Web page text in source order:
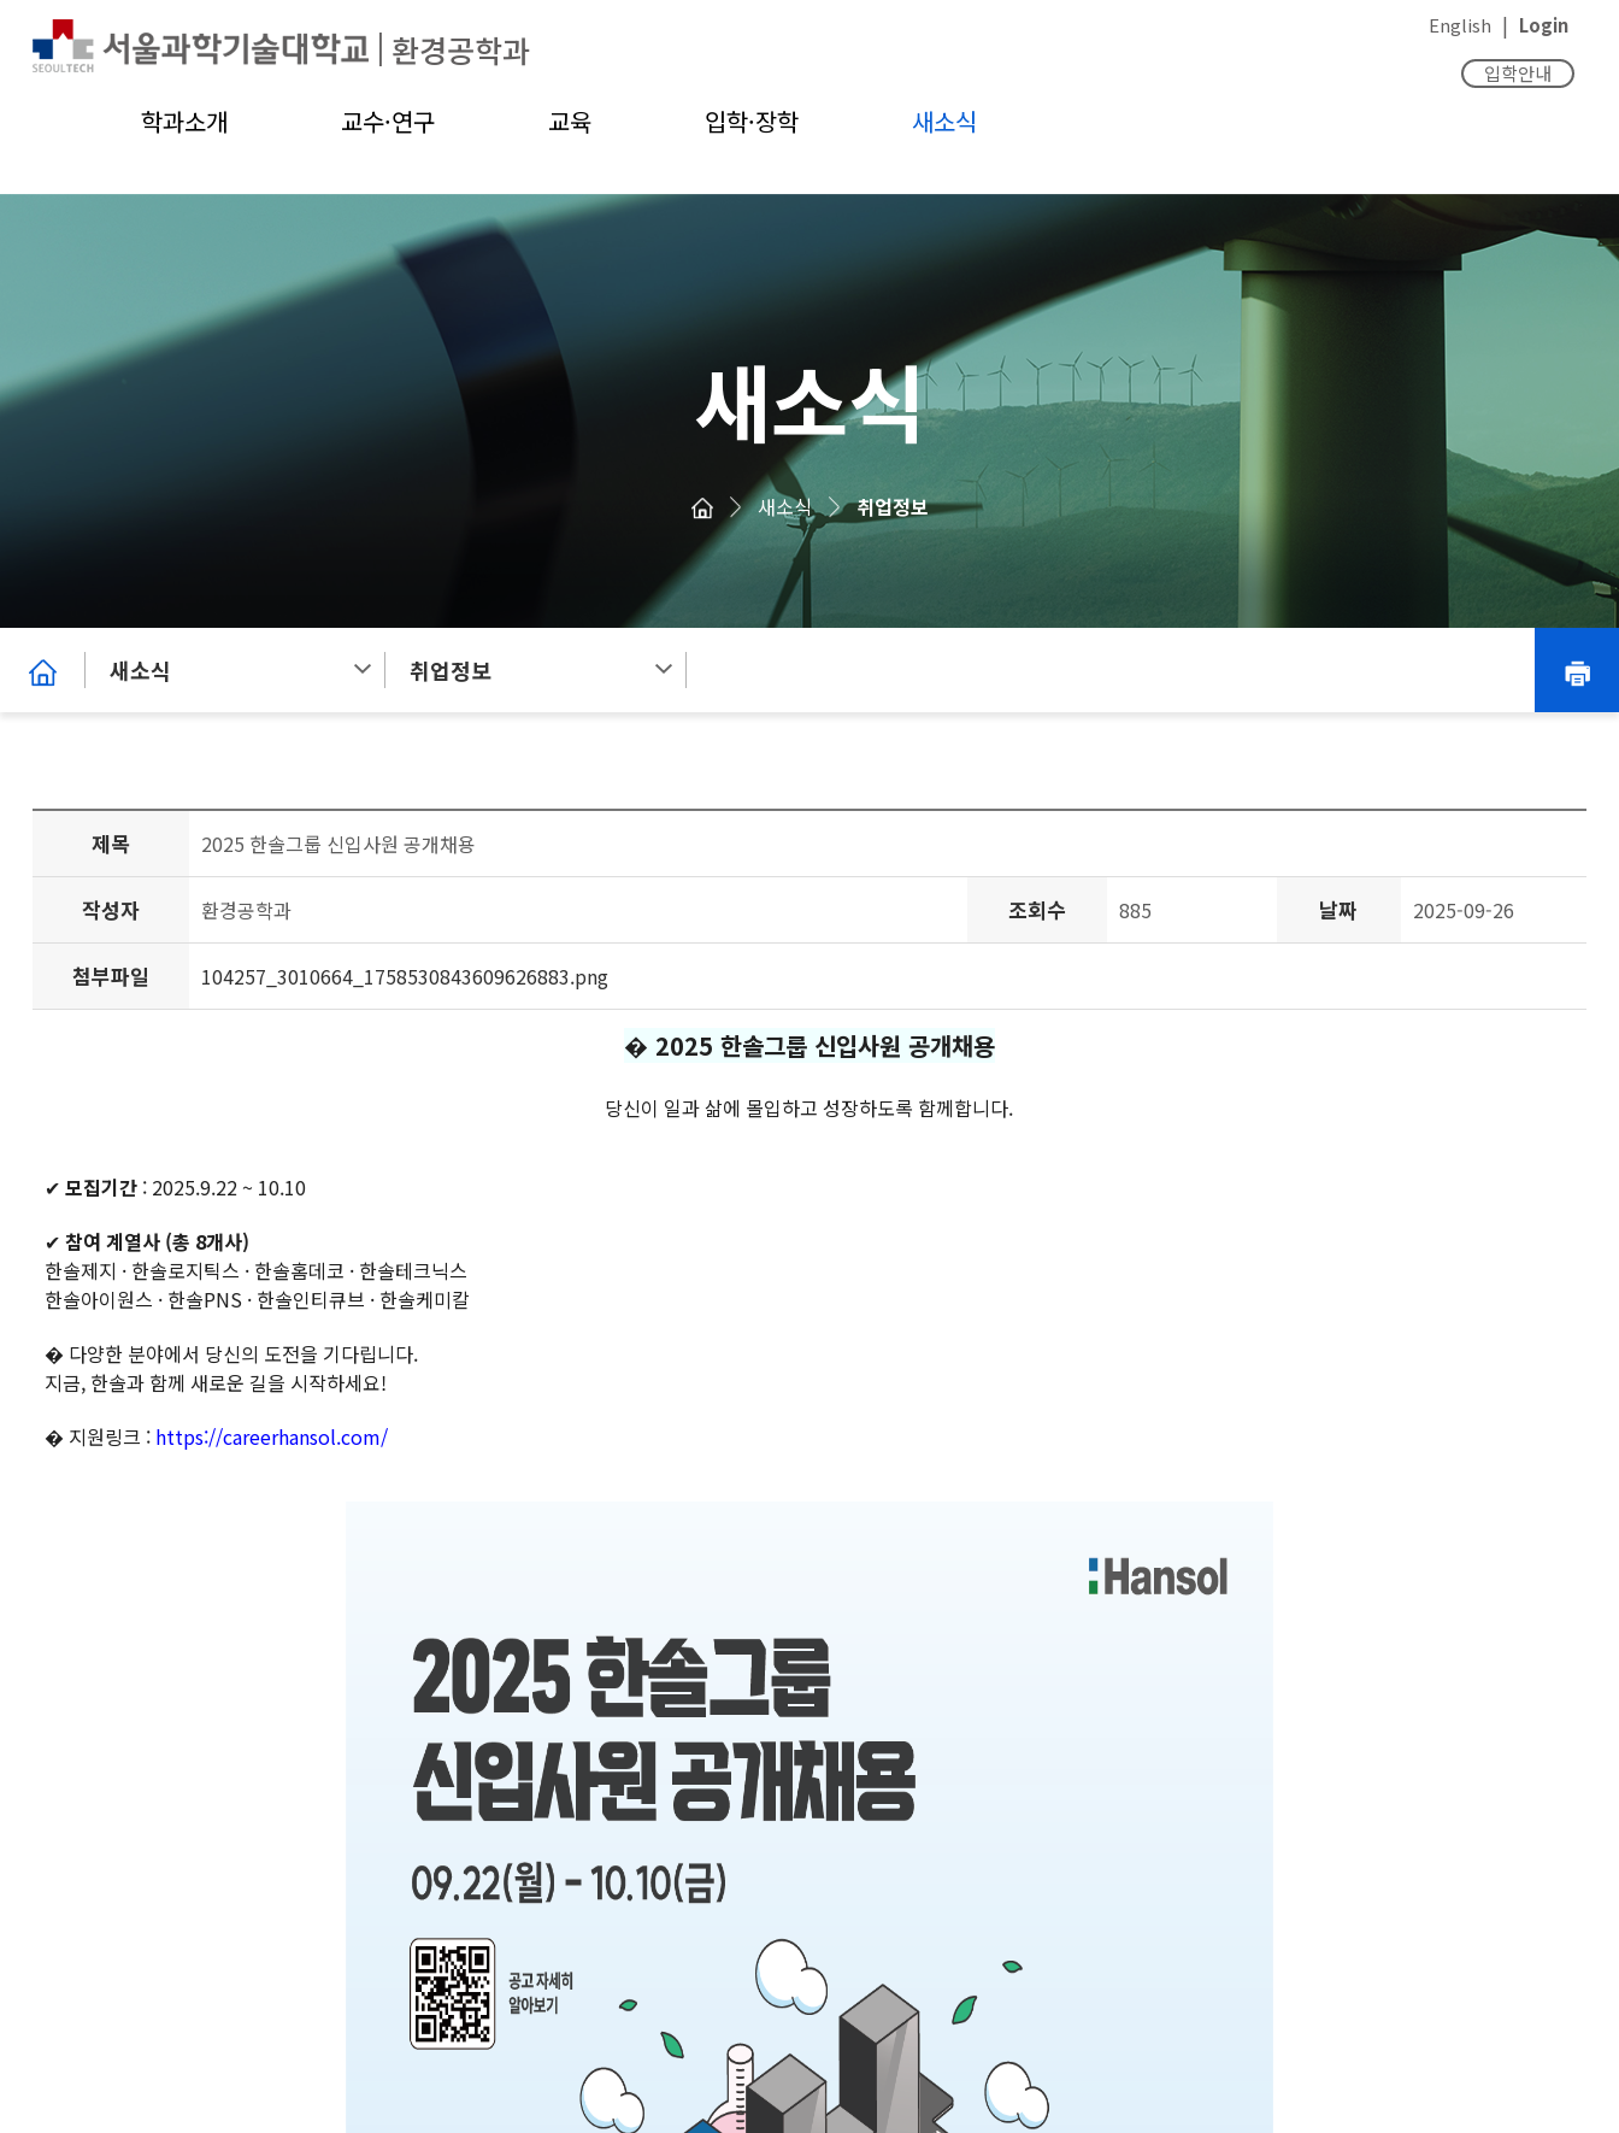
English | Login
| 환경공학과
입학안내
학과소개 교수·연구 교육 입학·장학 새소식
새소식
새소식 취업정보
새소식 취업정보
제목 2025 한솔그룹 신입사원 공개채용
작성자 환경공학과 조회수 885 날짜 2025-09-26
첨부파일 104257_3010664_1758530843609626883.png
� 2025 한솔그룹 신입사원 공개채용
당신이 일과 삶에 몰입하고 성장하도록 함께합니다.
✔ 모집기간: 2025.9.22 ~ 10.10
✔ 참여 계열사 (총 8개사)
한솔제지 · 한솔로지틱스 · 한솔홈데코 · 한솔테크닉스
한솔아이원스 · 한솔PNS · 한솔인티큐브 · 한솔케미칼
� 다양한 분야에서 당신의 도전을 기다립니다.
지금, 한솔과 함께 새로운 길을 시작하세요!
� 지원링크 : https://careerhansol.com/